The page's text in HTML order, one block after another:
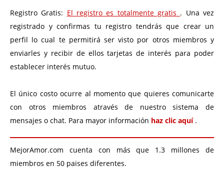
Registro Gratis: El registro es totalmente gratis . Una vez
registrado y confirmas tu registro tendrás que crear un
perfil lo cual te permitirá ser visto por otros miembros y
enviarles y recibir de ellos tarjetas de interés para poder
establecer interés mutuo.
El único costo ocurre al momento que quieres comunicarte
con otros miembros através de nuestro sistema de
mensajes o chat. Para mayor información haz clic aquí .
MejorAmor.com cuenta con más que 1.3 millones de
miembros en 50 paises diferentes.